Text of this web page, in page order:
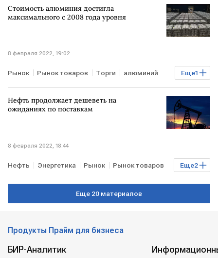
Стоимость алюминия достигла
максимального с 2008 года уровня
8 февраля 2022, 19:02
Еще1
Рынок Рынок товаров Торги алюминий
биржи
Нефть продолжает дешеветь на
ожиданиях по поставкам
8 февраля 2022, 18:44
Еще2
Нефть Энергетика Рынок Рынок товаров
Торги
биржи
Еще 20 материалов
Продукты Прайм для бизнеса
БИР-Аналитик